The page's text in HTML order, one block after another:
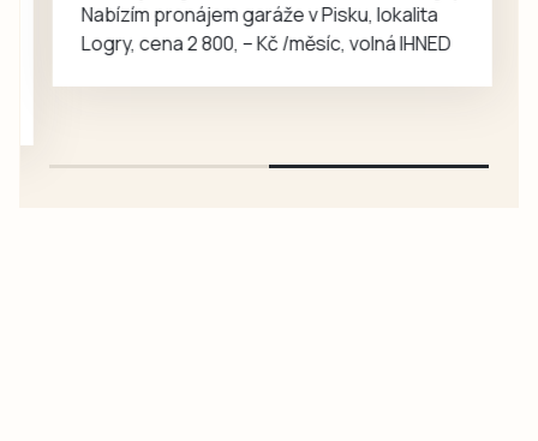
popisuje cestu za
svým snem,
náročný přijímací…
Nabízím pronájem garáže v Pisku, lokalita
Logry, cena 2 800, – Kč /měsíc, volná IHNED